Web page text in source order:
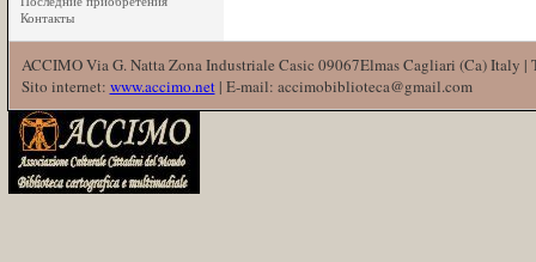
Контакты
ACCIMO Via G. Natta Zona Industriale Casic 09067Elmas Cagliari (Ca) Italy
Sito internet: www.accimo.net| E-mail: accimobiblioteca@gmail.com